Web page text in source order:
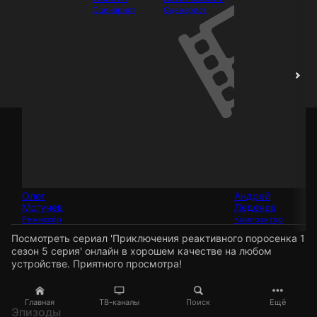
Главная ТВ-каналы Поиск Ещё
Олег
Могучев
Режиссёр
Сценарист Сценарист
Андрей
Леденев
Композитор
Посмотреть сериал 'Приключения реактивного поросенка 1
сезон 5 серия' онлайн в хорошем качестве на любом
устройстве. Приятного просмотра!
Эпизоды